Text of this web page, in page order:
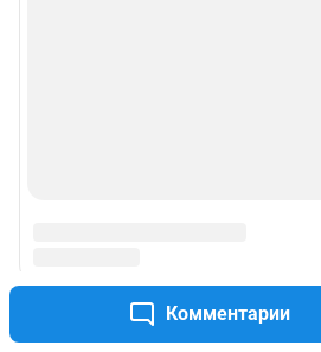
Комментарии